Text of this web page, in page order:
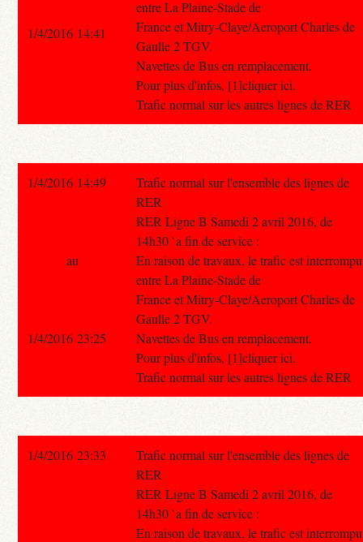
entre La Plaine-Stade de
France et Mitry-Claye/Aeroport Charles de
Gaulle 2 TGV.
Navettes de Bus en remplacement.
Pour plus d'infos, [1]cliquer ici.
Trafic normal sur les autres lignes de RER
1/4/2016 14:41
1/4/2016 14:49
Trafic normal sur l'ensemble des lignes de
RER
RER Ligne B Samedi 2 avril 2016, de
14h30 `a fin de service :
En raison de travaux, le trafic est interrompu
entre La Plaine-Stade de
France et Mitry-Claye/Aeroport Charles de
Gaulle 2 TGV.
Navettes de Bus en remplacement.
Pour plus d'infos, [1]cliquer ici.
Trafic normal sur les autres lignes de RER
au
1/4/2016 23:25
1/4/2016 23:33
Trafic normal sur l'ensemble des lignes de
RER
RER Ligne B Samedi 2 avril 2016, de
14h30 `a fin de service :
En raison de travaux, le trafic est interrompu